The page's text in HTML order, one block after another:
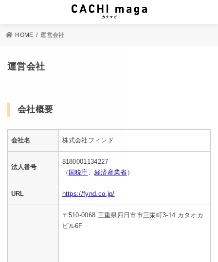
HOME 運営会社
運営会社
会社概要
会社名 株式会社フィンド
法人番号
8180001134227
（ 国税庁 、経済産業省 ）
URL https://fynd.co.jp/
〒510-0068 三重県四日市市三栄町3-14 カタオカ
ビル6F